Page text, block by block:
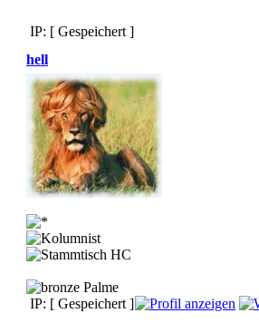
IP: [ Gespeichert ]
hell
IP: [ Gespeichert ]